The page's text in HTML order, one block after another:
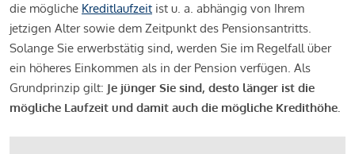
die mögliche Kreditlaufzeit ist u. a. abhängig von Ihrem
jetzigen Alter sowie dem Zeitpunkt des Pensionsantritts.
Solange Sie erwerbstätig sind, werden Sie im Regelfall über
ein höheres Einkommen als in der Pension verfügen. Als
Grundprinzip gilt: Je jünger Sie sind, desto länger ist die
mögliche Laufzeit und damit auch die mögliche Kredithöhe.